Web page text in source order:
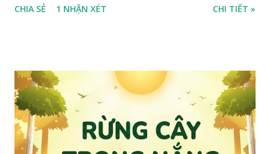
CHIA SẺ 1 NHẬN XÉT CHI TIẾT »